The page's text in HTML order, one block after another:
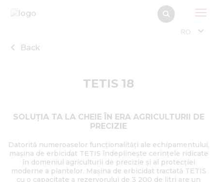
RO
Back
TETIS 18
SOLUȚIA TA LA CHEIE ÎN ERA AGRICULTURII DE
PRECIZIE
Datorită numeroaselor funcționalități ale echipamentului,
mașina de erbicidat TETIS îndeplinește cerințele ridicate
în domeniul agriculturii de precizie și al protecției
moderne a plantelor. Mașina de erbicidat tractată TETIS
cu o capacitate a rezervorului de 3 200 de litri are un